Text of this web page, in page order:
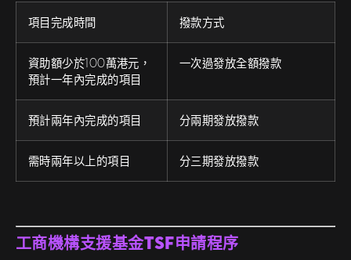
項目完成時間 撥款方式
資助額少於100萬港元，
預計一年內完成的項目
一次過發放全額撥款
預計兩年內完成的項目 分兩期發放撥款
需時兩年以上的項目 分三期發放撥款
工商機構支援基金TSF申請程序